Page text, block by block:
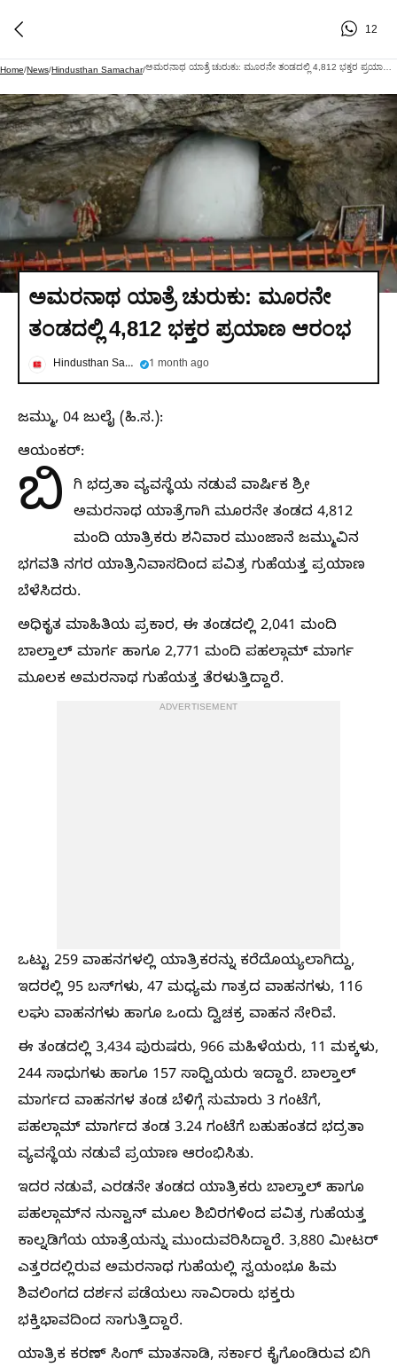
12
Home/News/Hindusthan Samachar/
ಅಮರನಾಥ ಯಾತ್ರೆ ಚುರುಕು: ಮೂರನೇ
ತಂಡದಲ್ಲಿ 4,812 ಭಕ್ತರ ಪ್ರಯಾಣ ಆರಂಭ
Hindusthan Samachar 1 month ago
ಜಮ್ಮು, 04 ಜುಲೈ (ಹಿ.ಸ.):
ಆಯಂಕರ್:
ಬಿ ಗಿ ಭದ್ರತಾ ವ್ಯವಸ್ಥೆಯ ನಡುವೆ ವಾರ್ಷಿಕ ಶ್ರೀ
ಅಮರನಾಥ ಯಾತ್ರೆಗಾಗಿ ಮೂರನೇ ತಂಡದ 4,812
ಮಂದಿ ಯಾತ್ರಿಕರು ಶನಿವಾರ ಮುಂಜಾನೆ ಜಮ್ಮುವಿನ
ಭಗವತಿ ನಗರ ಯಾತ್ರಿನಿವಾಸದಿಂದ ಪವಿತ್ರ ಗುಹೆಯತ್ತ ಪ್ರಯಾಣ
ಬೆಳೆಸಿದರು.
ಅಧಿಕೃತ ಮಾಹಿತಿಯ ಪ್ರಕಾರ, ಈ ತಂಡದಲ್ಲಿ 2,041 ಮಂದಿ
ಬಾಲ್ತಾಲ್ ಮಾರ್ಗ ಹಾಗೂ 2,771 ಮಂದಿ ಪಹಲ್ಗಾಮ್ ಮಾರ್ಗ
ಮೂಲಕ ಅಮರನಾಥ ಗುಹೆಯತ್ತ ತೆರಳುತ್ತಿದ್ದಾರೆ.
ADVERTISEMENT
ಒಟ್ಟು 259 ವಾಹನಗಳಲ್ಲಿ ಯಾತ್ರಿಕರನ್ನು ಕರೆದೊಯ್ಯಲಾಗಿದ್ದು,
ಇದರಲ್ಲಿ 95 ಬಸ್‌ಗಳು, 47 ಮಧ್ಯಮ ಗಾತ್ರದ ವಾಹನಗಳು, 116
ಲಘು ವಾಹನಗಳು ಹಾಗೂ ಒಂದು ದ್ವಿಚಕ್ರ ವಾಹನ ಸೇರಿವೆ.
ಈ ತಂಡದಲ್ಲಿ 3,434 ಪುರುಷರು, 966 ಮಹಿಳೆಯರು, 11 ಮಕ್ಕಳು,
244 ಸಾಧುಗಳು ಹಾಗೂ 157 ಸಾಧ್ವಿಯರು ಇದ್ದಾರೆ. ಬಾಲ್ತಾಲ್
ಮಾರ್ಗದ ವಾಹನಗಳ ತಂಡ ಬೆಳಿಗ್ಗೆ ಸುಮಾರು 3 ಗಂಟೆಗೆ,
ಪಹಲ್ಗಾಮ್ ಮಾರ್ಗದ ತಂಡ 3.24 ಗಂಟೆಗೆ ಬಹುಹಂತದ ಭದ್ರತಾ
ವ್ಯವಸ್ಥೆಯ ನಡುವೆ ಪ್ರಯಾಣ ಆರಂಭಿಸಿತು.
ಇದರ ನಡುವೆ, ಎರಡನೇ ತಂಡದ ಯಾತ್ರಿಕರು ಬಾಲ್ತಾಲ್ ಹಾಗೂ
ಪಹಲ್ಗಾಮ್‌ನ ನುನ್ವಾನ್ ಮೂಲ ಶಿಬಿರಗಳಿಂದ ಪವಿತ್ರ ಗುಹೆಯತ್ತ
ಕಾಲ್ನಡಿಗೆಯ ಯಾತ್ರೆಯನ್ನು ಮುಂದುವರಿಸಿದ್ದಾರೆ. 3,880 ಮೀಟರ್
ಎತ್ತರದಲ್ಲಿರುವ ಅಮರನಾಥ ಗುಹೆಯಲ್ಲಿ ಸ್ವಯಂಭೂ ಹಿಮ
ಶಿವಲಿಂಗದ ದರ್ಶನ ಪಡೆಯಲು ಸಾವಿರಾರು ಭಕ್ತರು
ಭಕ್ತಿಭಾವದಿಂದ ಸಾಗುತ್ತಿದ್ದಾರೆ.
ಯಾತ್ರಿಕ ಕರಣ್ ಸಿಂಗ್ ಮಾತನಾಡಿ, ಸರ್ಕಾರ ಕೈಗೊಂಡಿರುವ ಬಿಗಿ